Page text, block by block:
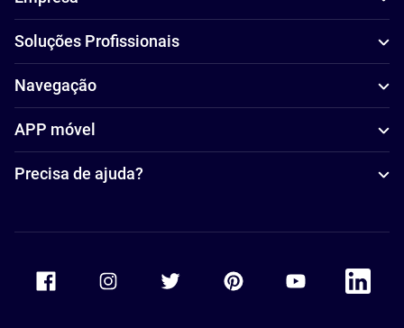
Soluções Profissionais
Navegação
APP móvel
Precisa de ajuda?
Accor Facebook Accor TwitterAccor PinterestAccor Youtube
Accor